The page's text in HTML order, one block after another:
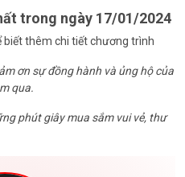
trong ngày 17/01/2024
biết thêm chi tiết chương trình
ơn sự đồng hành và ủng hộ của
qua.
phút giây mua sắm vui vẻ, thư